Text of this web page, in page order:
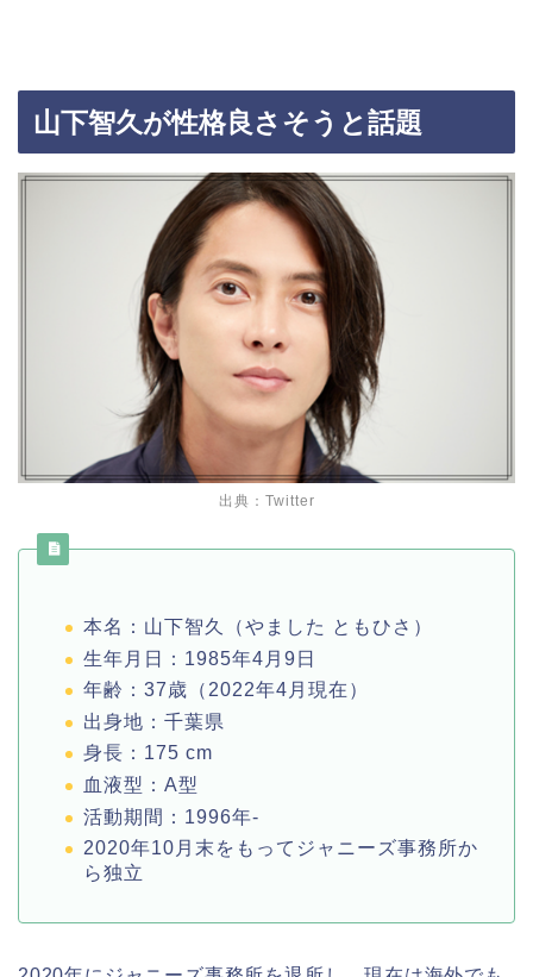
山下智久が性格良さそうと話題
出典：Twitter
本名：山下智久（やました ともひさ）
生年月日：1985年4月9日
年齢：37歳（2022年4月現在）
出身地：千葉県
身長：175 cm
血液型：A型
活動期間：1996年-
2020年10月末をもってジャニーズ事務所か
ら独立